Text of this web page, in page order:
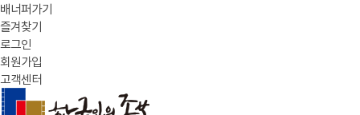
배너퍼가기
즐겨찾기
로그인
회원가입
고객센터